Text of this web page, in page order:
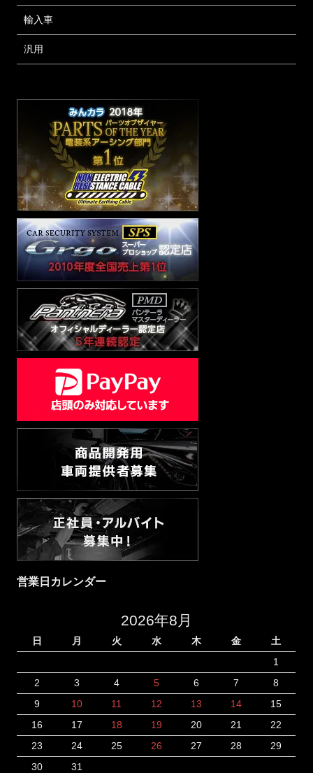
輸入車
汎用
営業日カレンダー
2026年8月
日 月 火 水 木 金
土
1
2
3 4 5 6 7
8
9
10 11 12 13 14
15
16
17 18 19 20 21
22
23
24 25 26 27 28
29
30
31